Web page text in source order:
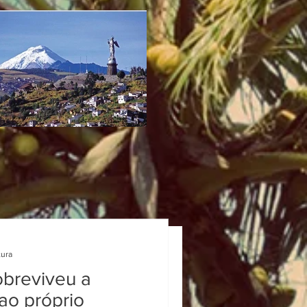
a
próprio